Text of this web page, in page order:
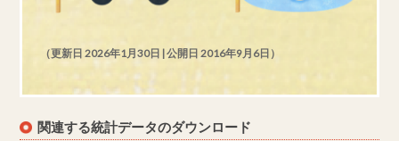
（更新日 2026年1月30日 | 公開日 2016年9月6日）
関連する統計データのダウンロード